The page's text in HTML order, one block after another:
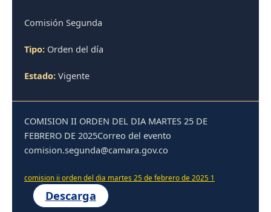
Comisión Segunda
Tipo: Orden del día
Estado: Vigente
COMISION II ORDEN DEL DIA MARTES 25 DE
FEBRERO DE 2025Correo del evento
comision.segunda@camara.gov.co
comision ii orden del dia martes 25 de febrero de 2025 1
Descarga